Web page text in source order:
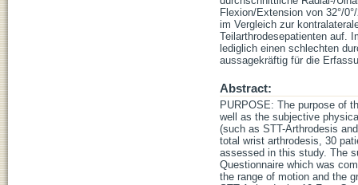
Flexion/Extension von 32°/
im Vergleich zur
Teilarthrodesepatienten auf.
lediglich einen schlechten
aussagekräftig für die
Abstract:
PURPOSE: The purpose of
well as the subjective
(such as STT-Arthrodesis
total wrist arthrodesis, 30
assessed in this study. The
Questionnaire which was
the range of motion and the